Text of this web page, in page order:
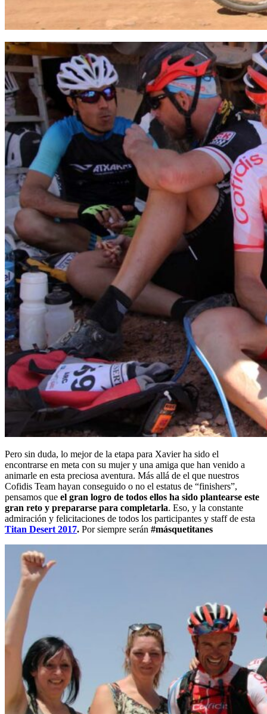
Pero sin duda, lo mejor de la etapa para Xavier ha sido el
encontrarse en meta con su mujer y una amiga que han venido a
animarle en esta preciosa aventura. Más allá de el que nuestros
Cofidis Team hayan conseguido o no el estatus de “finishers”,
pensamos que el gran logro de todos ellos ha sido plantearse este
gran reto y prepararse para completarla. Eso, y la constante
admiración y felicitaciones de todos los participantes y staff de esta
Titan Desert 2017. Por siempre serán #másquetitanes